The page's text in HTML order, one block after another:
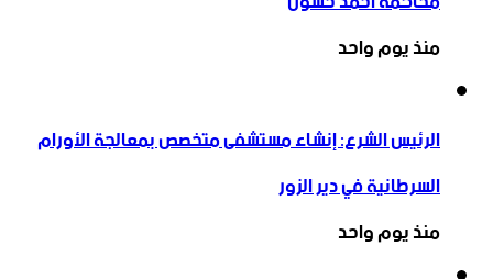
منذ يوم واحد
الرئيس الشرع: إنشاء ‌‏مستشفى متخصص بمعالجة الأورام
السرطانية في دير الزور
منذ يوم واحد